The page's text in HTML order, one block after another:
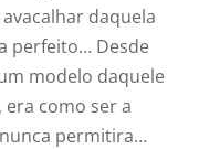
daquela
perfeito… Desde
modelo daquele
como ser a
permitira…